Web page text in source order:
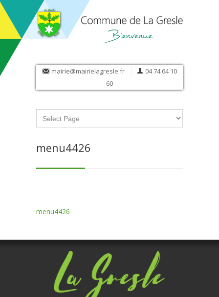
mairie@mairielagresle.fr
04 74 64 10
60
menu4426
menu4426